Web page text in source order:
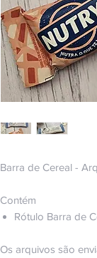
Barra de Cereal -
Contém
Rótulo Barra de
Os arquivos são